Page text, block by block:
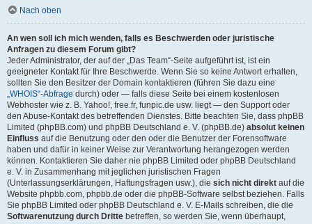
Nach oben
An wen soll ich mich wenden, falls es Beschwerden oder juristische
Anfragen zu diesem Forum gibt?
Jeder Administrator, der auf der „Das Team“-Seite aufgeführt ist, ist ein
geeigneter Kontakt für Ihre Beschwerde. Wenn Sie so keine Antwort erhalten,
sollten Sie den Besitzer der Domain kontaktieren (führen Sie dazu eine
„WHOIS“-Abfrage durch) oder — falls diese Seite bei einem kostenlosen
Webhoster wie z. B. Yahoo!, free.fr, funpic.de usw. liegt — den Support oder
den Abuse-Kontakt des betreffenden Dienstes. Bitte beachten Sie, dass phpBB
Limited (phpBB.com) und phpBB Deutschland e. V. (phpBB.de) absolut keinen
Einfluss auf die Benutzung oder den oder die Benutzer der Forensoftware
haben und dafür in keiner Weise zur Verantwortung herangezogen werden
können. Kontaktieren Sie daher nie phpBB Limited oder phpBB Deutschland
e. V. in Zusammenhang mit jeglichen juristischen Fragen
(Unterlassungserklärungen, Haftungsfragen usw.), die sich nicht direkt auf die
Website phpbb.com, phpbb.de oder die phpBB-Software selbst beziehen. Falls
Sie phpBB Limited oder phpBB Deutschland e. V. E-Mails schreiben, die die
Softwarenutzung durch Dritte betreffen, so werden Sie, wenn überhaupt,